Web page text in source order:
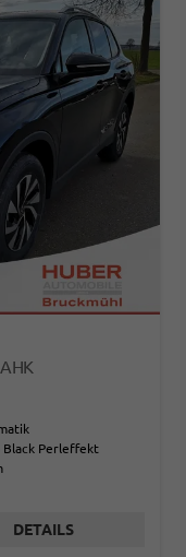
Black Perleffekt
DETAILS